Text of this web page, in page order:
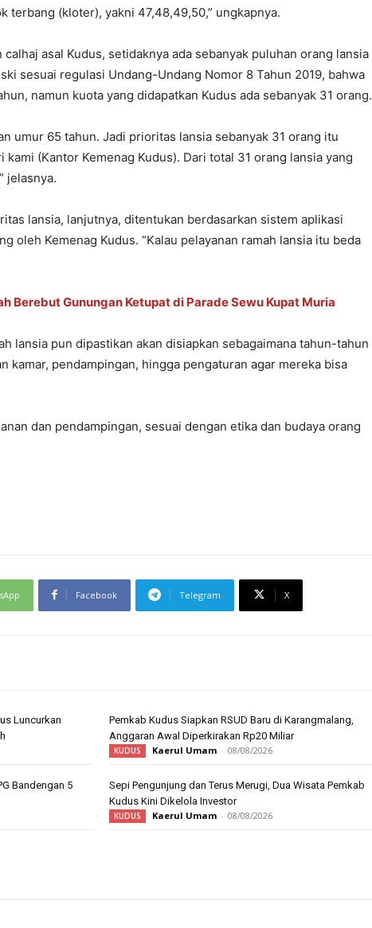
terbang (kloter), yakni 47,48,49,50,” ungkapnya.
asal Kudus, setidaknya ada sebanyak puluhan orang lansia
sesuai regulasi Undang-Undang Nomor 8 Tahun 2019, bahwa
namun kuota yang didapatkan Kudus ada sebanyak 31 orang.
umur 65 tahun. Jadi prioritas lansia sebanyak 31 orang itu
kami (Kantor Kemenag Kudus). Dari total 31 orang lansia yang
jelasnya.
lansia, lanjutnya, ditentukan berdasarkan sistem aplikasi
oleh Kemenag Kudus. “Kalau pelayanan ramah lansia itu beda
Berebut Gunungan Ketupat di Parade Sewu Kupat Muria
lansia pun dipastikan akan disiapkan sebagaimana tahun-tahun
kamar, pendampingan, hingga pengaturan agar mereka bisa
dan pendampingan, sesuai dengan etika dan budaya orang
Facebook Telegram X
Luncurkan
Pemkab Kudus Siapkan RSUD Baru di Karangmalang,
Anggaran Awal Diperkirakan Rp20 Miliar
KUDUS Kaerul Umam - 08/08/2026
Bandengan 5
Sepi Pengunjung dan Terus Merugi, Dua Wisata Pemkab
Kudus Kini Dikelola Investor
KUDUS Kaerul Umam - 08/08/2026